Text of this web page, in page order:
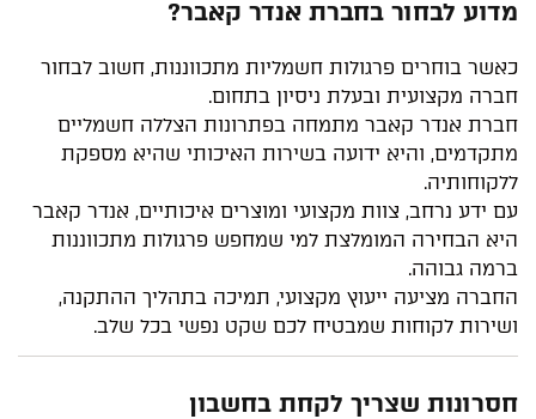
מדוע לבחור בחברת אנדר קאבר?
כאשר בוחרים פרגולות חשמליות מתכווננות, חשוב לבחור
חברה מקצועית ובעלת ניסיון בתחום.
חברת אנדר קאבר מתמחה בפתרונות הצללה חשמליים
מתקדמים, והיא ידועה בשירות האיכותי שהיא מספקת
ללקוחותיה.
עם ידע נרחב, צוות מקצועי ומוצרים איכותיים, אנדר קאבר
היא הבחירה המומלצת למי שמחפש פרגולות מתכווננות
ברמה גבוהה.
החברה מציעה ייעוץ מקצועי, תמיכה בתהליך ההתקנה,
ושירות לקוחות שמבטיח לכם שקט נפשי בכל שלב.
חסרונות שצריך לקחת בחשבון